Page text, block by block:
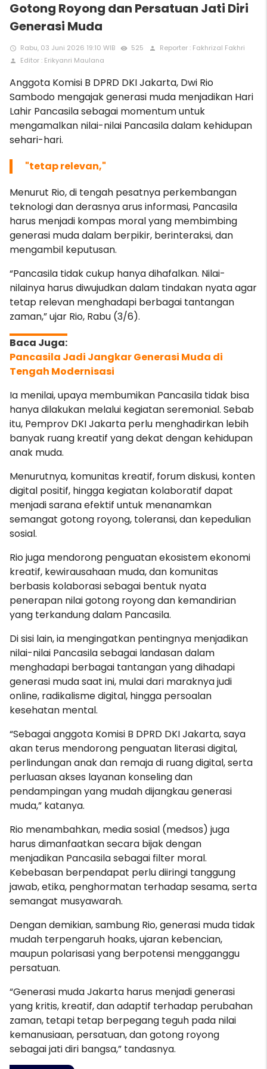
Gotong Royong dan Persatuan Jati Diri
Generasi Muda
access_time Rabu, 03 Juni 2026 19:10 WIB remove_red_eye 525 person Reporter : Fakhrizal Fakhri
person Editor : Erikyanri Maulana
Anggota Komisi B DPRD DKI Jakarta, Dwi Rio
Sambodo mengajak generasi muda menjadikan Hari
Lahir Pancasila sebagai momentum untuk
mengamalkan nilai-nilai Pancasila dalam kehidupan
sehari-hari.
"tetap relevan,"
Menurut Rio, di tengah pesatnya perkembangan
teknologi dan derasnya arus informasi, Pancasila
harus menjadi kompas moral yang membimbing
generasi muda dalam berpikir, berinteraksi, dan
mengambil keputusan.
“Pancasila tidak cukup hanya dihafalkan. Nilai-
nilainya harus diwujudkan dalam tindakan nyata agar
tetap relevan menghadapi berbagai tantangan
zaman,” ujar Rio, Rabu (3/6).
Pancasila Jadi Jangkar Generasi Muda di
Tengah Modernisasi
Ia menilai, upaya membumikan Pancasila tidak bisa
hanya dilakukan melalui kegiatan seremonial. Sebab
itu, Pemprov DKI Jakarta perlu menghadirkan lebih
banyak ruang kreatif yang dekat dengan kehidupan
anak muda.
Menurutnya, komunitas kreatif, forum diskusi, konten
digital positif, hingga kegiatan kolaboratif dapat
menjadi sarana efektif untuk menanamkan
semangat gotong royong, toleransi, dan kepedulian
sosial.
Rio juga mendorong penguatan ekosistem ekonomi
kreatif, kewirausahaan muda, dan komunitas
berbasis kolaborasi sebagai bentuk nyata
penerapan nilai gotong royong dan kemandirian
yang terkandung dalam Pancasila.
Di sisi lain, ia mengingatkan pentingnya menjadikan
nilai-nilai Pancasila sebagai landasan dalam
menghadapi berbagai tantangan yang dihadapi
generasi muda saat ini, mulai dari maraknya judi
online, radikalisme digital, hingga persoalan
kesehatan mental.
“Sebagai anggota Komisi B DPRD DKI Jakarta, saya
akan terus mendorong penguatan literasi digital,
perlindungan anak dan remaja di ruang digital, serta
perluasan akses layanan konseling dan
pendampingan yang mudah dijangkau generasi
muda,” katanya.
Rio menambahkan, media sosial (medsos) juga
harus dimanfaatkan secara bijak dengan
menjadikan Pancasila sebagai filter moral.
Kebebasan berpendapat perlu diiringi tanggung
jawab, etika, penghormatan terhadap sesama, serta
semangat musyawarah.
Dengan demikian, sambung Rio, generasi muda tidak
mudah terpengaruh hoaks, ujaran kebencian,
maupun polarisasi yang berpotensi mengganggu
persatuan.
“Generasi muda Jakarta harus menjadi generasi
yang kritis, kreatif, dan adaptif terhadap perubahan
zaman, tetapi tetap berpegang teguh pada nilai
kemanusiaan, persatuan, dan gotong royong
sebagai jati diri bangsa,” tandasnya.